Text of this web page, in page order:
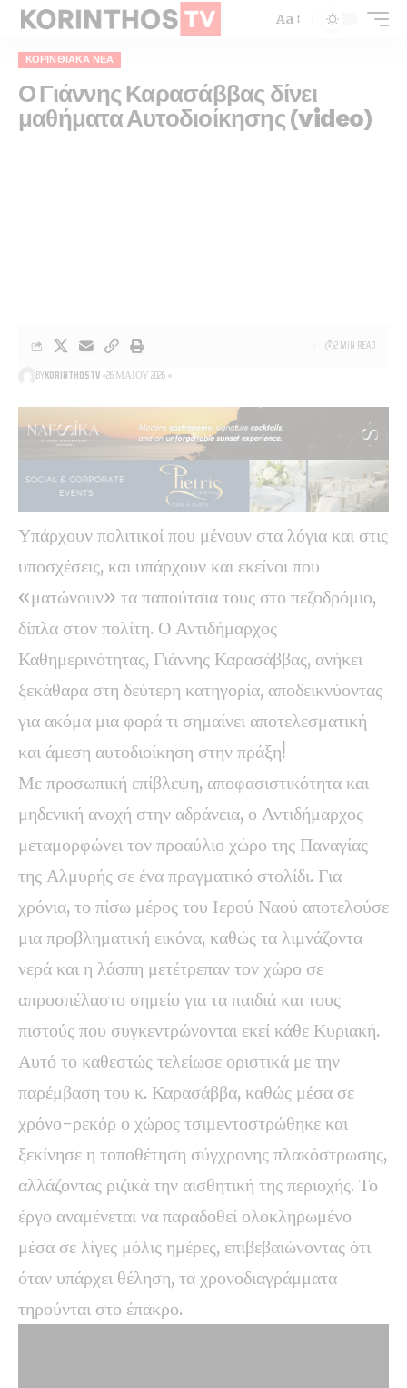
Aa
ΚΟΡΙΝΘΙΑΚΆ ΝΈΑ
Ο Γιάννης Καρασάββας δίνει
μαθήματα Αυτοδιοίκησης (video)
BYKORINTHOSTV 26 ΜΑΪ́ΟΥ 2026
2 MIN READ
Υπάρχουν πολιτικοί που μένουν στα λόγια και στις
υποσχέσεις, και υπάρχουν και εκείνοι που
«ματώνουν» τα παπούτσια τους στο πεζοδρόμιο,
δίπλα στον πολίτη. Ο Αντιδήμαρχος
Καθημερινότητας, Γιάννης Καρασάββας, ανήκει
ξεκάθαρα στη δεύτερη κατηγορία, αποδεικνύοντας
για ακόμα μια φορά τι σημαίνει αποτελεσματική
και άμεση αυτοδιοίκηση στην πράξη!
Με προσωπική επίβλεψη, αποφασιστικότητα και
μηδενική ανοχή στην αδράνεια, ο Αντιδήμαρχος
μεταμορφώνει τον προαύλιο χώρο της Παναγίας
της Αλμυρής σε ένα πραγματικό στολίδι. Για
χρόνια, το πίσω μέρος του Ιερού Ναού αποτελούσε
μια προβληματική εικόνα, καθώς τα λιμνάζοντα
νερά και η λάσπη μετέτρεπαν τον χώρο σε
απροσπέλαστο σημείο για τα παιδιά και τους
πιστούς που συγκεντρώνονται εκεί κάθε Κυριακή.
Αυτό το καθεστώς τελείωσε οριστικά με την
παρέμβαση του κ. Καρασάββα, καθώς μέσα σε
χρόνο-ρεκόρ ο χώρος τσιμεντοστρώθηκε και
ξεκίνησε η τοποθέτηση σύγχρονης πλακόστρωσης,
αλλάζοντας ριζικά την αισθητική της περιοχής. Το
έργο αναμένεται να παραδοθεί ολοκληρωμένο
μέσα σε λίγες μόλις ημέρες, επιβεβαιώνοντας ότι
όταν υπάρχει θέληση, τα χρονοδιαγράμματα
τηρούνται στο έπακρο.